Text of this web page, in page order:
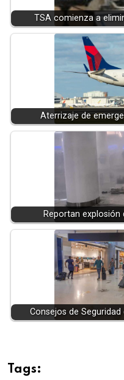
TSA comienza a
Aterrizaje de
Reportan
Consejos de
Tags: